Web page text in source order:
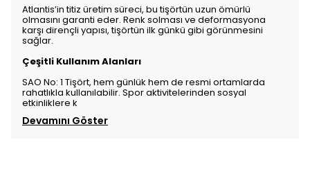
Atlantis’in titiz üretim süreci, bu tişörtün uzun ömürlü
olmasını garanti eder. Renk solması ve deformasyona
karşı dirençli yapısı, tişörtün ilk günkü gibi görünmesini
sağlar.
Çeşitli Kullanım Alanları
SAO No: 1 Tişört, hem günlük hem de resmi ortamlarda
rahatlıkla kullanılabilir. Spor aktivitelerinden sosyal
etkinliklere k
Devamını Göster